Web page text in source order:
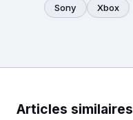
Sony
Xbox
Articles similaires